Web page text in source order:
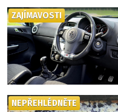
ZAJÍMAVOSTI
NEPŘEHLÉDNĚTE